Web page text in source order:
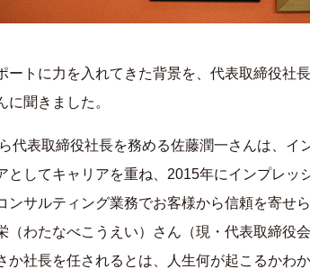
ートに力を入れてきた背景を、代表取締役社
に聞きました。
代表取締役社長を務める佐藤潤一さんは、イ
としてキャリアを重ね、2015年にインプレッ
ンサルティング業務でお客様から信頼を寄せ
（わたなべこうえい）さん（現・代表取締役
か社長を任されるとは、人生何が起こるかわ